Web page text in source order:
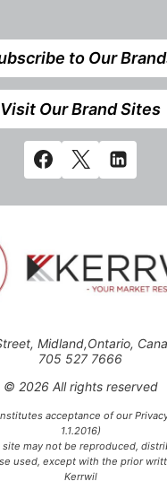
to Our
Visit Our Brand Sites
Midland,Ontario,
705 527 7666
© 2026 All rights reserved
acceptance of our
1.1.2016)
site may not be reproduced,
used, except with the prior
Kerrwil